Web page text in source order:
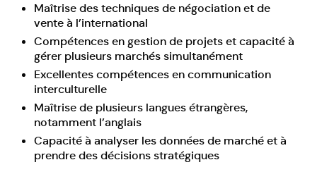
Maîtrise des techniques de négociation et de
vente à l’international
Compétences en gestion de projets et capacité à
gérer plusieurs marchés simultanément
Excellentes compétences en communication
interculturelle
Maîtrise de plusieurs langues étrangères,
notamment l’anglais
Capacité à analyser les données de marché et à
prendre des décisions stratégiques